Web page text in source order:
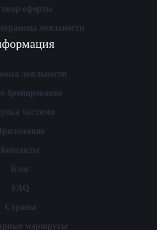
оферты
лояльности
лояльности
бронирование
частями
Приложение
Контакты
Блог
FAQ
Страны
маршруты